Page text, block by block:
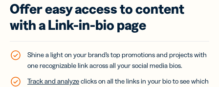
Offer easy access to content
with a Link-in-bio page
Shine a light on your brand’s top promotions and projects with
one recognizable link across all your social media bios.
Track and analyzeclicks on all the links in your bio to see which